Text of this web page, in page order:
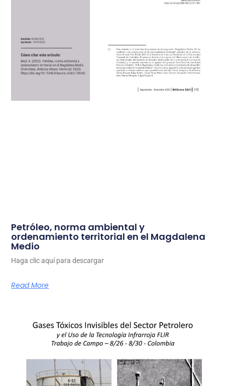
Petróleo, norma ambiental y
ordenamiento territorial en el Magdalena
Medio
Haga clic aquí para descargar
Read More